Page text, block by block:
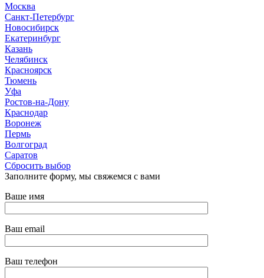
Москва
Санкт-Петербург
Новосибирск
Екатеринбург
Казань
Челябинск
Красноярск
Тюмень
Уфа
Ростов-на-Дону
Краснодар
Воронеж
Пермь
Волгоград
Саратов
Сбросить выбор
Заполните форму, мы свяжемся с вами
Ваше имя
Ваш email
Ваш телефон